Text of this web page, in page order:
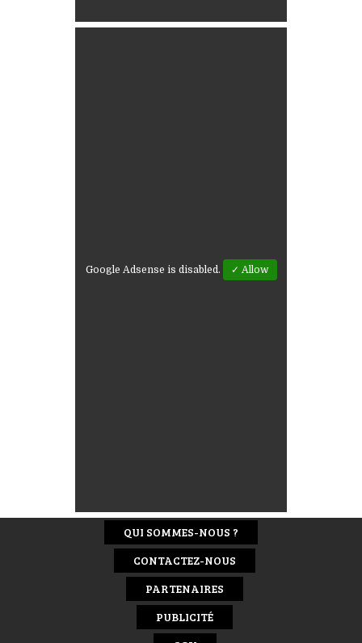
Google Adsense is disabled. ✓ Allow
QUI SOMMES-NOUS ?
CONTACTEZ-NOUS
PARTENAIRES
PUBLICITÉ